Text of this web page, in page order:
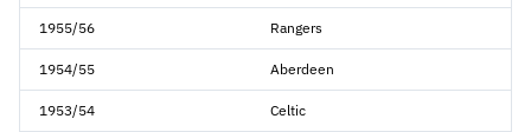
1955/56 Rangers
1954/55 Aberdeen
1953/54 Celtic